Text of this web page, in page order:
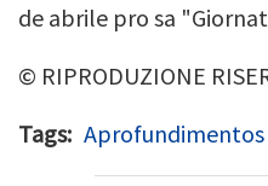
de abrile pro sa
© RIPRODUZIONE
Tags Aprofundimentos